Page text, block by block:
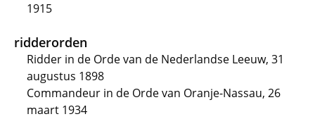
1915
ridderorden
Ridder in de Orde van de Nederlandse Leeuw, 31
augustus 1898
Commandeur in de Orde van Oranje-Nassau, 26
maart 1934